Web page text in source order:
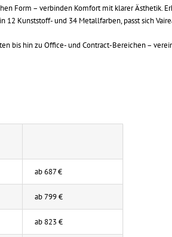
Form – verbinden Komfort mit klarer Ästhetik.
Kunststoff- und 34 Metallfarben, passt sich
bis hin zu Office- und Contract-Bereichen –
ab 687 €
ab 799 €
ab 823 €